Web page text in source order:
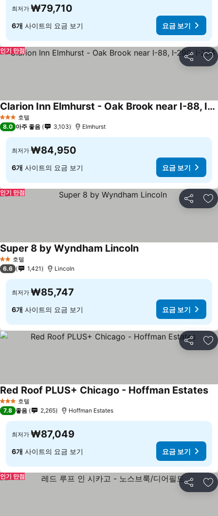
최저가 ₩79,710
6개 사이트의 요금 보기 요금 보기
공유 즐
인기 만점
3 성급 호텔
Clarion Inn Elmhurst - Oak Brook near I-88, I-290, I-294
8.0 아주 좋음 3,103 Elmhurst
최저가 ₩84,950
6개 사이트의 요금 보기 요금 보기
공유 즐
인기 만점
2 성급호텔
Super 8 by Wyndham Lincoln
6.6 1,421 Lincoln
최저가 ₩85,747
6개 사이트의 요금 보기 요금 보기
공유 즐
3 성급 호텔
Red Roof PLUS+ Chicago - Hoffman Estates
7.8 좋음 2,265 Hoffman Estates
최저가 ₩87,049
6개 사이트의 요금 보기 요금 보기
공유 즐
인기 만점